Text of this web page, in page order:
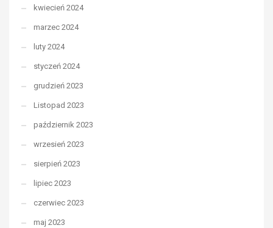
kwiecień 2024
marzec 2024
luty 2024
styczeń 2024
grudzień 2023
Listopad 2023
październik 2023
wrzesień 2023
sierpień 2023
lipiec 2023
czerwiec 2023
maj 2023